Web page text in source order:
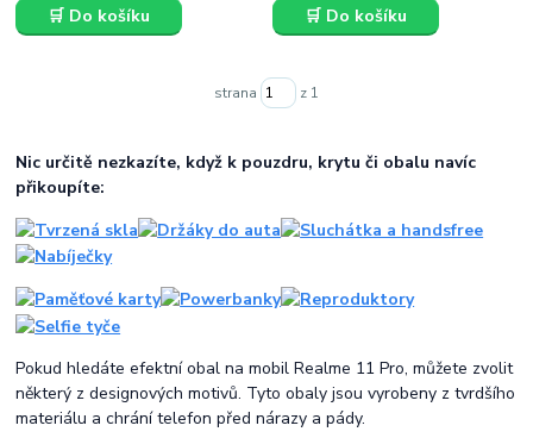
🛒 Do košíku 🛒 Do košíku
strana z 1
Nic určitě nezkazíte, když k pouzdru, krytu či obalu navíc
přikoupíte:
Pokud hledáte efektní obal na mobil Realme 11 Pro, můžete zvolit
některý z designových motivů. Tyto obaly jsou vyrobeny z tvrdšího
materiálu a chrání telefon před nárazy a pády.